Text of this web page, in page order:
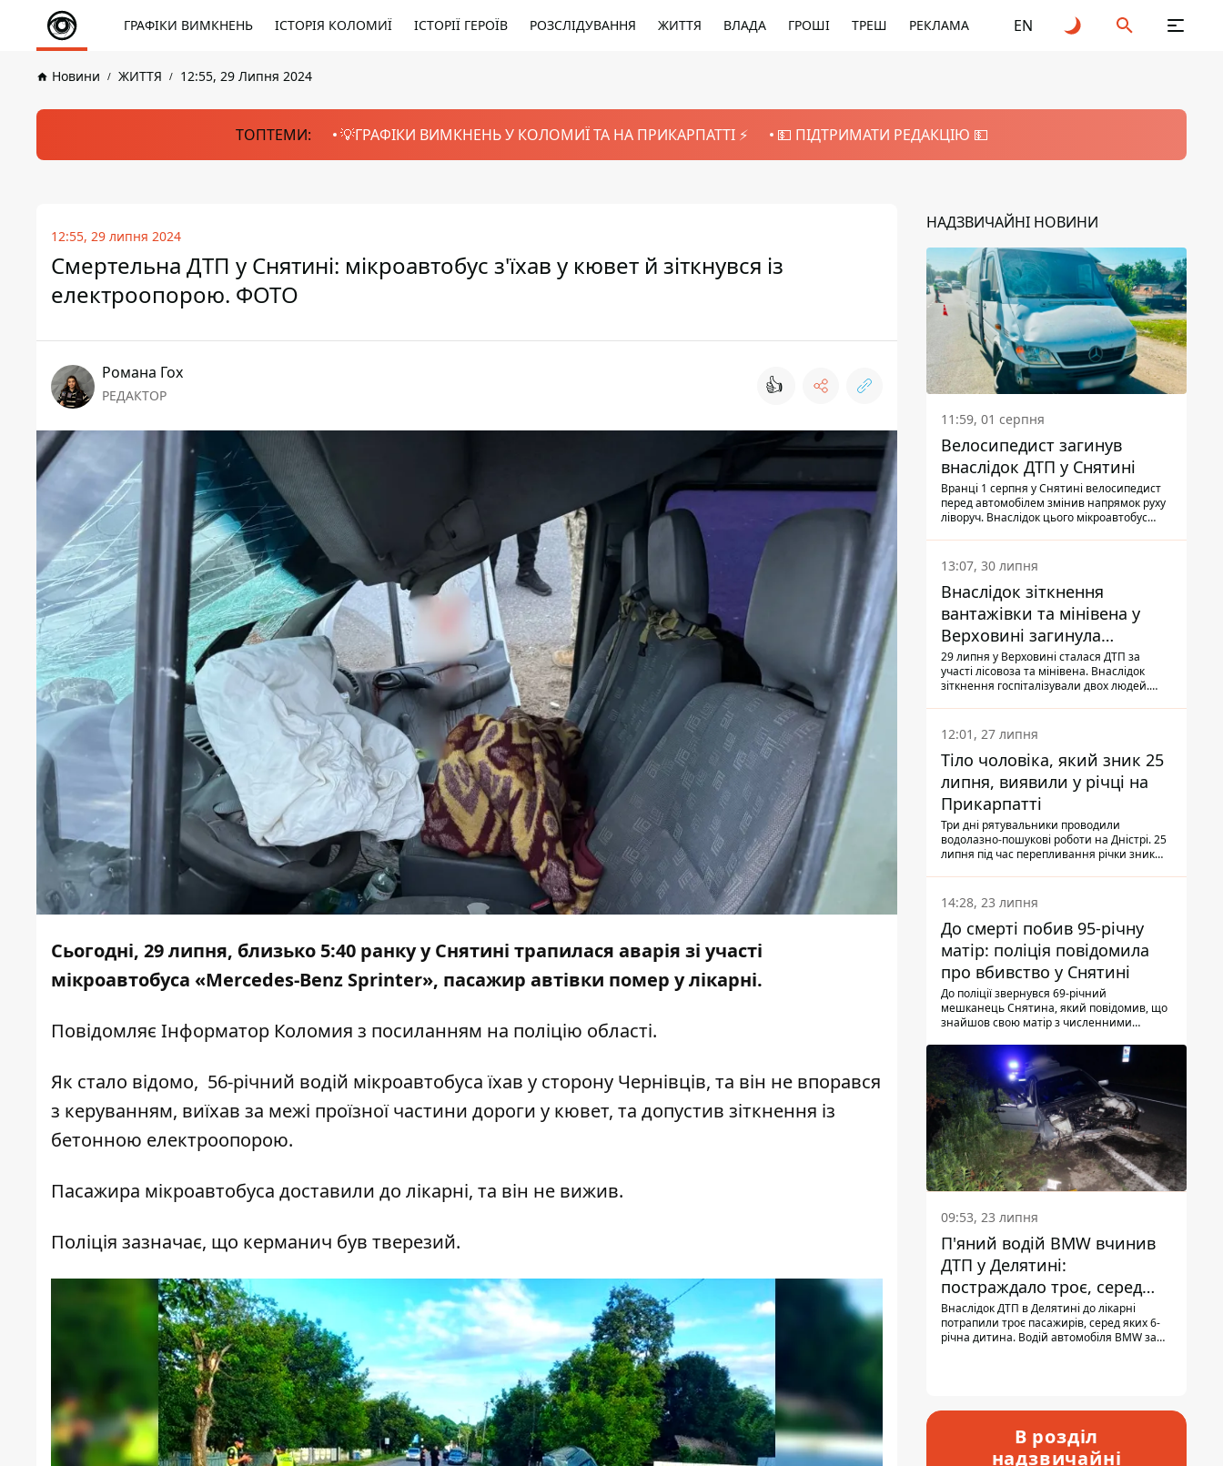
ГРАФІКИ ВИМКНЕНЬ ІСТОРІЯ КОЛОМИЇ ІСТОРІЇ ГЕРОЇВ РОЗСЛІДУВАННЯ ЖИТТЯ ВЛАДА ГРОШІ ТРЕШ РЕКЛАМА EN
Новини ЖИТТЯ 12:55, 29 Липня 2024
ТОПТЕМИ: 💡ГРАФІКИ ВИМКНЕНЬ У КОЛОМИЇ ТА НА ПРИКАРПАТТІ ⚡️ 💵 ПІДТРИМАТИ РЕДАКЦІЮ 💵
12:55, 29 липня 2024
Смертельна ДТП у Снятині: мікроавтобус з'їхав у кювет й зіткнувся із
електроопорою. ФОТО
Романа Гох
РЕДАКТОР 👍
Сьогодні, 29 липня, близько 5:40 ранку у Снятині трапилася аварія зі участі
мікроавтобуса «Mercedes-Benz Sprinter», пасажир автівки помер у лікарні.
Повідомляє Інформатор Коломия з посиланням на поліцію області.
Як стало відомо, 56-річний водій мікроавтобуса їхав у сторону Чернівців, та він не впорався
з керуванням, виїхав за межі проїзної частини дороги у кювет, та допустив зіткнення із
бетонною електроопорою.
Пасажира мікроавтобуса доставили до лікарні, та він не вижив.
Поліція зазначає, що керманич був тверезий.
НАДЗВИЧАЙНІ НОВИНИ
11:59, 01 серпня
Велосипедист загинув
внаслідок ДТП у Снятині
Вранці 1 серпня у Снятині велосипедист
перед автомобілем змінив напрямок руху
ліворуч. Внаслідок цього мікроавтобус
13:07, 30 липня
Внаслідок зіткнення
вантажівки та мінівена у
Верховині загинула
пасажирка, водійка - у
лікарні
29 липня у Верховині сталася ДТП за
участі лісовоза та мінівена. Внаслідок
зіткнення госпіталізували двох людей.
Також травми отримала водійка
автомобіля.
12:01, 27 липня
Тіло чоловіка, який зник 25
липня, виявили у річці на
Прикарпатті
Три дні рятувальники проводили
водолазно-пошукові роботи на Дністрі. 25
липня під час перепливання річки зник
виявили тіло.
14:28, 23 липня
До смерті побив 95-річну
матір: поліція повідомила
про вбивство у Снятині
До поліції звернувся 69-річний
мешканець Снятина, який повідомив, що
знайшов свою матір з численними
з'ясували правоохоронці, ці травми жінці
наніс її син.
09:53, 23 липня
П'яний водій BMW вчинив
ДТП у Делятині:
постраждало троє, серед
них - дитина
Внаслідок ДТП в Делятині до лікарні
потрапили троє пасажирів, серед яких 6-
річна дитина. Водій автомобіля BMW за
В розділ
надзвичайні